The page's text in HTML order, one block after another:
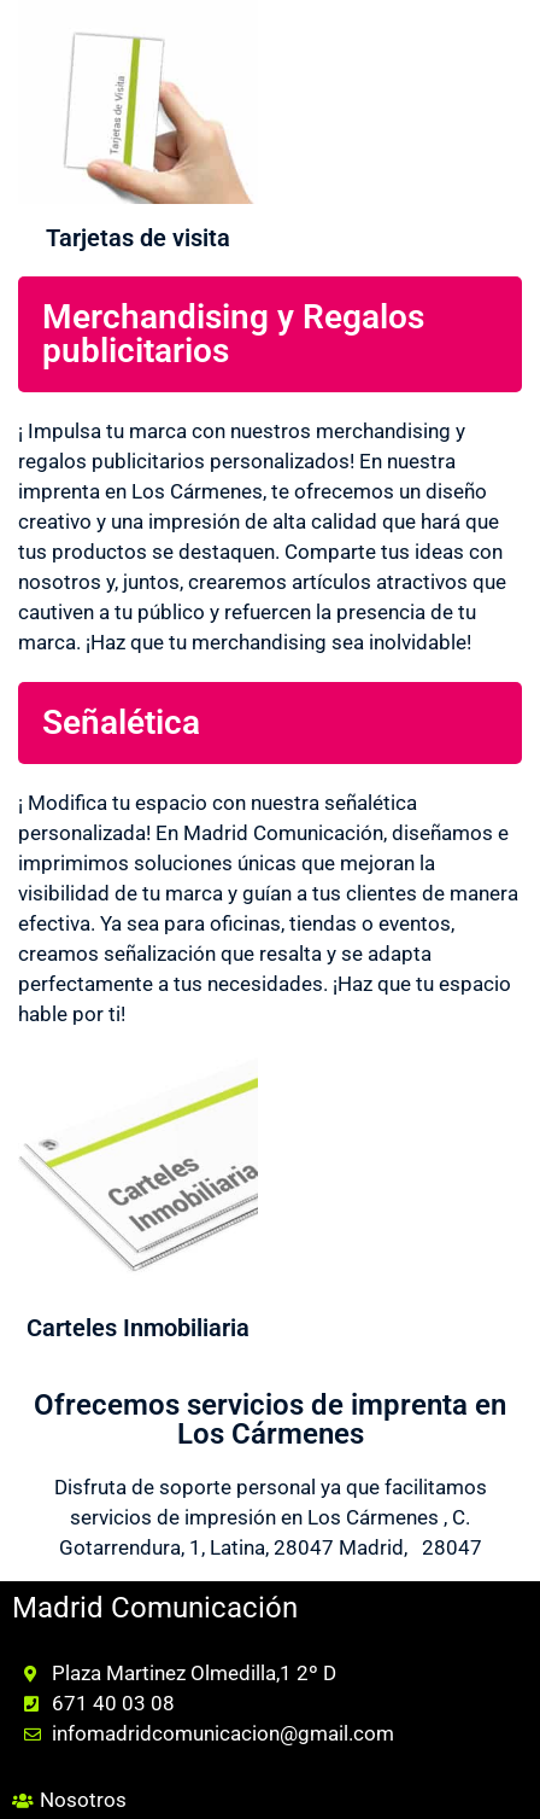
Tarjetas de visita
Merchandising y Regalos
publicitarios
¡ Impulsa tu marca con nuestros merchandising y
regalos publicitarios personalizados! En nuestra
imprenta en Los Cármenes, te ofrecemos un diseño
creativo y una impresión de alta calidad que hará que
tus productos se destaquen. Comparte tus ideas con
nosotros y, juntos, crearemos artículos atractivos que
cautiven a tu público y refuercen la presencia de tu
marca. ¡Haz que tu merchandising sea inolvidable!
Señalética
¡ Modifica tu espacio con nuestra señalética
personalizada! En Madrid Comunicación, diseñamos e
imprimimos soluciones únicas que mejoran la
visibilidad de tu marca y guían a tus clientes de manera
efectiva. Ya sea para oficinas, tiendas o eventos,
creamos señalización que resalta y se adapta
perfectamente a tus necesidades. ¡Haz que tu espacio
hable por ti!
Carteles Inmobiliaria
Ofrecemos servicios de imprenta en
Los Cármenes
Disfruta de soporte personal ya que facilitamos
servicios de impresión en Los Cármenes , C.
Gotarrendura, 1, Latina, 28047 Madrid, 28047
Madrid Comunicación
Plaza Martinez Olmedilla,1 2º D
671 40 03 08
infomadridcomunicacion@gmail.com
Nosotros